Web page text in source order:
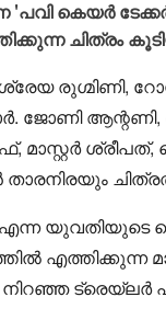
'പവി കെയർ
ചിത്രം
രുഗ്മിണി,
ജോണി ആന്റണി,
യുവതിയുടെ
എത്തിക്കുന്ന
ട്രെയ്‌ലർ